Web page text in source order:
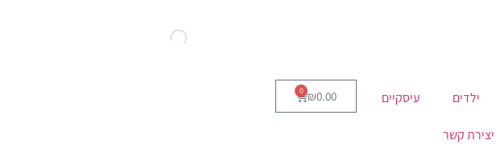
ילדים עיסקיים
יצירת קשר
₪0.00
0